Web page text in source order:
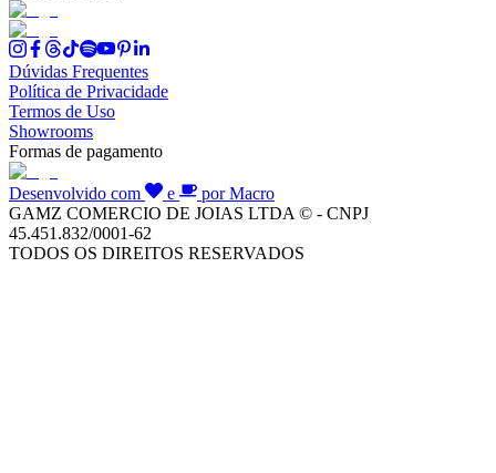
Dúvidas Frequentes
Política de Privacidade
Termos de Uso
Showrooms
Formas de pagamento
Desenvolvido com e
por Macro
GAMZ COMERCIO DE JOIAS LTDA © - CNPJ
45.451.832/0001-62
TODOS OS DIREITOS RESERVADOS